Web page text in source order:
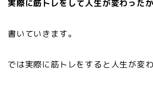
実際に筋トレをして人生が変わったか
書いていきます。
では実際に筋トレをすると人生が変